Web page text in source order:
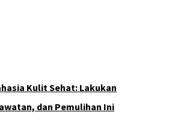
Kulit Sehat: Lakukan
dan Pemulihan Ini